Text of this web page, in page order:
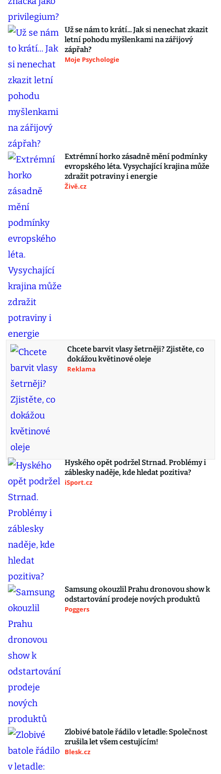
Už se nám to krátí... Jak si nenechat zkazit
letní pohodu myšlenkami na zářijový
zápřah?
Moje Psychologie
Extrémní horko zásadně mění podmínky
evropského léta. Vysychající krajina může
zdražit potraviny i energie
Živě.cz
Chcete barvit vlasy šetrněji? Zjistěte, co
dokážou květinové oleje
Reklama
Hyského opět podržel Strnad. Problémy i
záblesky naděje, kde hledat pozitiva?
iSport.cz
Samsung okouzlil Prahu dronovou show k
odstartování prodeje nových produktů
Poggers
Zlobivé batole řádilo v letadle: Společnost
zrušila let všem cestujícím!
Blesk.cz